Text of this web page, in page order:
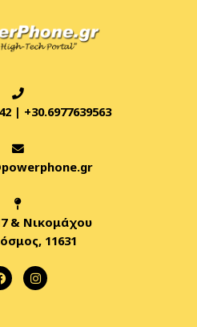
| +30.6977639563
& Νικομάχου
11631